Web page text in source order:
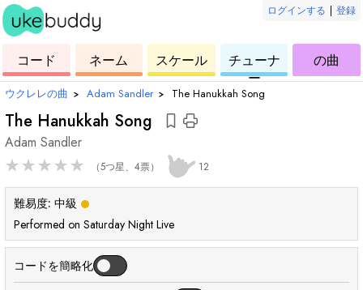
ログインする | 登録
ク
レ
レ
コード
コ
ー
ド
ネーム
ウ
ク
レ
レ
スケール
ク
レ
レ
チューナ
ー
ウ
ク
レ
の曲
ウクレレの曲 › Adam Sandler › The Hanukkah Song
The Hanukkah Song
ド
Adam Sandler
★ ★ ★ ★ ★ （5つ星、4票） 12
難易度: 中級
Performed on Saturday Night Live
コードを簡略化